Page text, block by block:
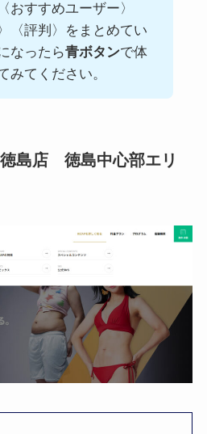
おすすめユーザー〉
〈評判〉をまとめてい
なったら青ボタンで体
みてください。
島店 徳島中心部エリ